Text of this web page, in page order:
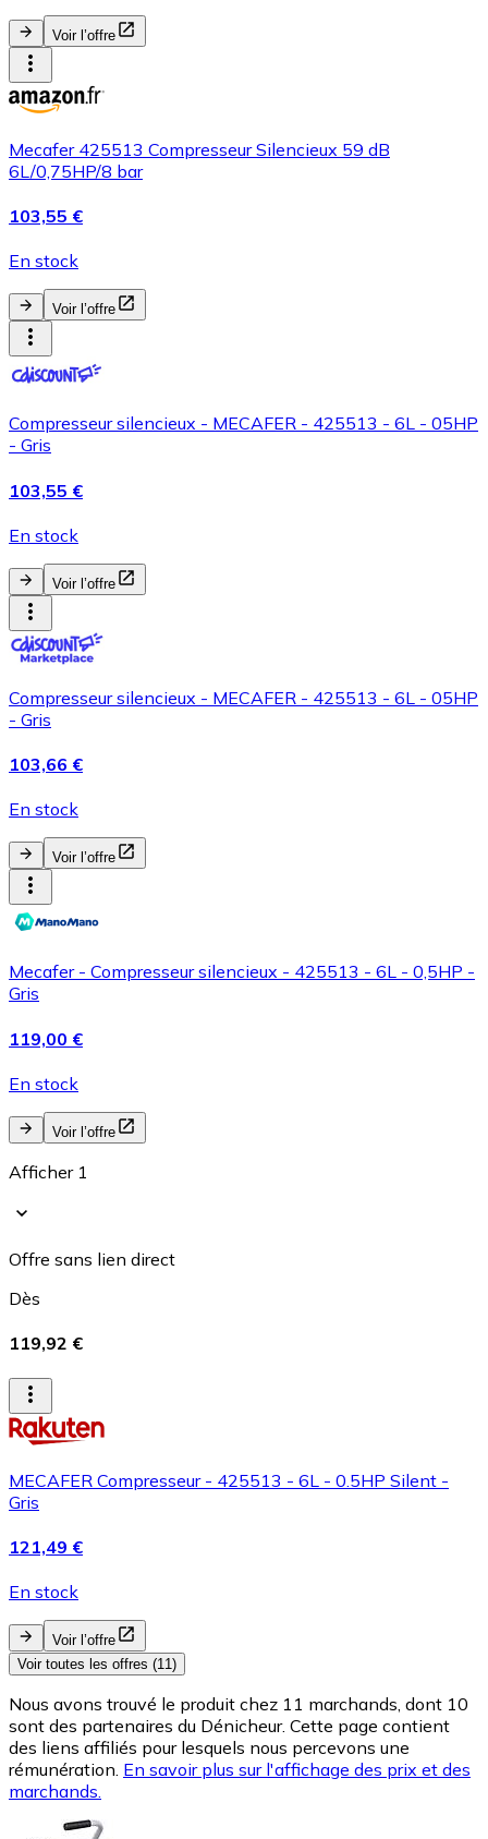
Voir l’offre
Mecafer 425513 Compresseur Silencieux 59 dB
6L/0,75HP/8 bar
103,55 €
En stock
Voir l’offre
Compresseur silencieux - MECAFER - 425513 - 6L - 05HP
- Gris
103,55 €
En stock
Voir l’offre
Compresseur silencieux - MECAFER - 425513 - 6L - 05HP
- Gris
103,66 €
En stock
Voir l’offre
Mecafer - Compresseur silencieux - 425513 - 6L - 0,5HP -
Gris
119,00 €
En stock
Voir l’offre
Afficher 1
Offre sans lien direct
Dès
119,92 €
MECAFER Compresseur - 425513 - 6L - 0.5HP Silent -
Gris
121,49 €
En stock
Voir l’offre
Voir toutes les offres (11)
Nous avons trouvé le produit chez 11 marchands, dont 10
sont des partenaires du Dénicheur. Cette page contient
des liens affiliés pour lesquels nous percevons une
rémunération. En savoir plus sur l'affichage des prix et des
marchands.